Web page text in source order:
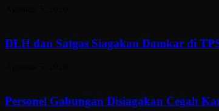
DLH dan Satgas Siagakan Damkar di
Personel Gabungan Disiagakan Cegah